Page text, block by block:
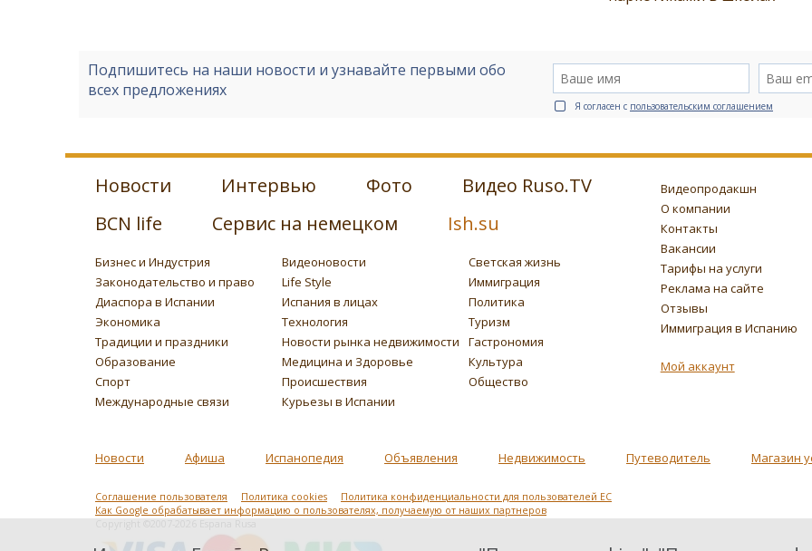
Подпишитесь на наши новости и узнавайте первыми обо
всех предложениях
Я согласен с пользовательским соглашением
Новости Интервью Фото
Видео Ruso.TV
BCN life
Сервис на немецком Ish.su
Бизнес и Индустрия Видеоновости
Светская жизнь
Законодательство и право
Life Style
Иммиграция
Диаспора в Испании
Испания в лицах
Политика
Экономика
Технология
Туризм
Традиции и праздники
Новости рынка недвижимости
Гастрономия
Образование
Медицина и Здоровье
Культура
Спорт
Происшествия
Общество
Международные связи
Курьезы в Испании
Видеопродакшн
О компании
Контакты
Вакансии
Тарифы на услуги
Реклама на сайте
Отзывы
Иммиграция в Испанию
Мой аккаунт
Новости Афиша Испанопедия Объявления Недвижимость Путеводитель Магазин
Соглашение пользователя Политика cookies
Политика конфиденциальности для пользователей ЕС
Как Google обрабатывает информацию о пользователях, получаемую от наших партнеров